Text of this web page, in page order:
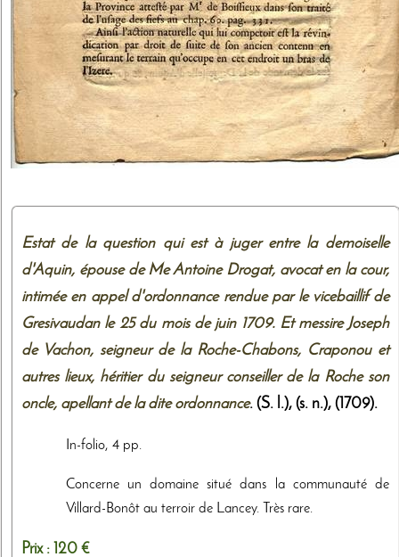
Estat de la question qui est à juger entre la demoiselle
d'Aquin, épouse de Me Antoine Drogat, avocat en la cour,
intimée en appel d'ordonnance rendue par le vicebaillif de
Gresivaudan le 25 du mois de juin 1709. Et messire Joseph
de Vachon, seigneur de la Roche-Chabons, Craponou et
autres lieux, héritier du seigneur conseiller de la Roche son
oncle, apellant de la dite ordonnance. (S. l.), (s. n.), (1709).
In-folio, 4 pp.
Concerne un domaine situé dans la communauté de
Villard-Bonôt au terroir de Lancey. Très rare.
Prix : 120 €